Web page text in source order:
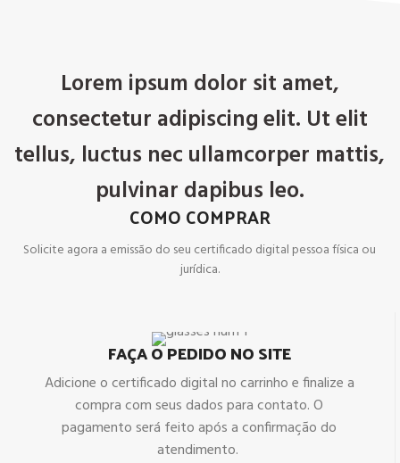
Lorem ipsum dolor sit amet,
consectetur adipiscing elit. Ut elit
tellus, luctus nec ullamcorper mattis,
pulvinar dapibus leo.
COMO COMPRAR
Solicite agora a emissão do seu certificado digital pessoa física ou
jurídica.
FAÇA O PEDIDO NO SITE
Adicione o certificado digital no carrinho e finalize a
compra com seus dados para contato. O
pagamento será feito após a confirmação do
atendimento.